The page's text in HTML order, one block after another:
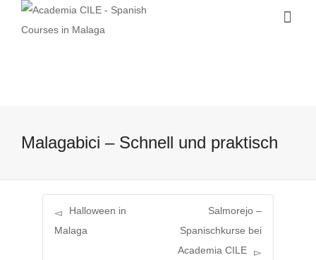
Malagabici – Schnell und praktisch
Halloween in
Malaga
Salmorejo –
Spanischkurse bei
Academia CILE